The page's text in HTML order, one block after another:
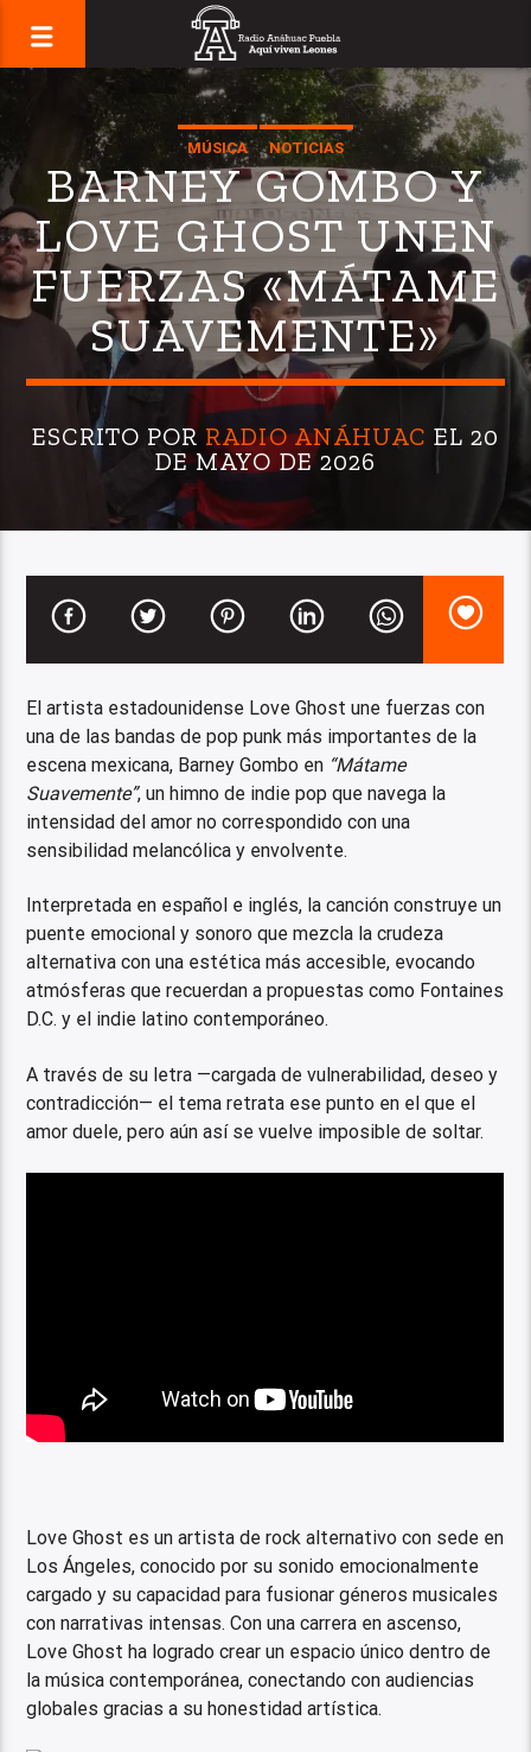
MÚSICA NOTICIAS
BARNEY GOMBO Y
LOVE GHOST UNEN
FUERZAS «MÁTAME
SUAVEMENTE»
ESCRITO POR RADIO ANÁHUAC EL 20
DE MAYO DE 2026
El artista estadounidense Love Ghost une fuerzas con
una de las bandas de pop punk más importantes de la
escena mexicana, Barney Gombo en “Mátame
Suavemente”, un himno de indie pop que navega la
intensidad del amor no correspondido con una
sensibilidad melancólica y envolvente.
Interpretada en español e inglés, la canción construye un
puente emocional y sonoro que mezcla la crudeza
alternativa con una estética más accesible, evocando
atmósferas que recuerdan a propuestas como Fontaines
D.C. y el indie latino contemporáneo.
A través de su letra —cargada de vulnerabilidad, deseo y
contradicción— el tema retrata ese punto en el que el
amor duele, pero aún así se vuelve imposible de soltar.
Love Ghost es un artista de rock alternativo con sede en
Los Ángeles, conocido por su sonido emocionalmente
cargado y su capacidad para fusionar géneros musicales
con narrativas intensas. Con una carrera en ascenso,
Love Ghost ha logrado crear un espacio único dentro de
la música contemporánea, conectando con audiencias
globales gracias a su honestidad artística.